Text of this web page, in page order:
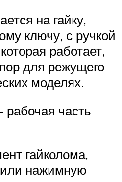
на гайку,
ключу, с ручкой
работает,
для режущего
моделях.
часть
гайколома,
нажимную